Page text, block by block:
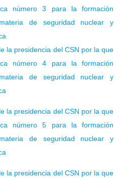
número 3 para la formación
de seguridad nuclear y
la presidencia del CSN por la que
número 4 para la formación
de seguridad nuclear y
la presidencia del CSN por la que
número 5 para la formación
de seguridad nuclear y
la presidencia del CSN por la que